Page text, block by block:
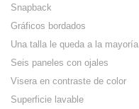
Snapback
Gráficos bordados
Una talla le queda a la mayoría
Seis paneles con ojales
Visera en contraste de color
Superficie lavable